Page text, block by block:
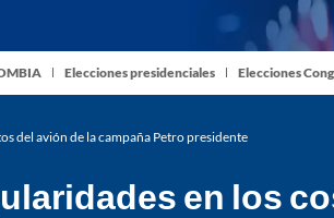
Elecciones presidenciales Elecciones
del avión de la campaña Petro presidente
en los